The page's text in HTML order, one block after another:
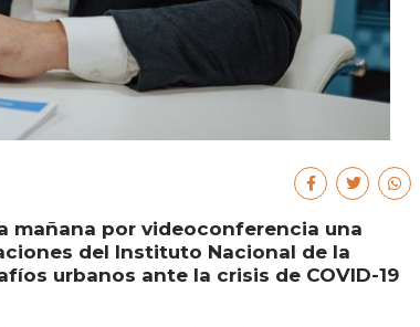
mañana por videoconferencia una
del Instituto Nacional de la
urbanos ante la crisis de COVID-19